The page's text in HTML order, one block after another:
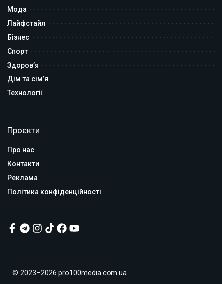
Мода
Лайфстайл
Бізнес
Спорт
Здоров’я
Дім та сім’я
Технології
Проєкти
Про нас
Контакти
Реклама
Політика конфіденційності
© 2023–2026 pro100media.com.ua